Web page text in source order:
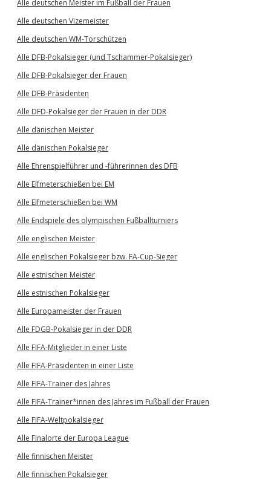
Alle deutschen Meister im Fußball der Frauen
Alle deutschen Vizemeister
Alle deutschen WM-Torschützen
Alle DFB-Pokalsieger (und Tschammer-Pokalsieger)
Alle DFB-Pokalsieger der Frauen
Alle DFB-Präsidenten
Alle DFD-Pokalsieger der Frauen in der DDR
Alle dänischen Meister
Alle dänischen Pokalsieger
Alle Ehrenspielführer und -führerinnen des DFB
Alle Elfmeterschießen bei EM
Alle Elfmeterschießen bei WM
Alle Endspiele des olympischen Fußballturniers
Alle englischen Meister
Alle englischen Pokalsieger bzw. FA-Cup-Sieger
Alle estnischen Meister
Alle estnischen Pokalsieger
Alle Europameister der Frauen
Alle FDGB-Pokalsieger in der DDR
Alle FIFA-Mitglieder in einer Liste
Alle FIFA-Präsidenten in einer Liste
Alle FIFA-Trainer des Jahres
Alle FIFA-Trainer*innen des Jahres im Fußball der Frauen
Alle FIFA-Weltpokalsieger
Alle Finalorte der Europa League
Alle finnischen Meister
Alle finnischen Pokalsieger